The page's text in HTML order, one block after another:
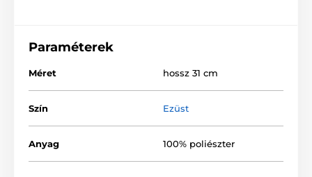
Paraméterek
Méret hossz 31 cm
Szín Ezüst
Anyag 100% poliészter